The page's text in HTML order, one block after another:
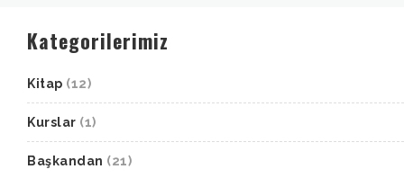
Kategorilerimiz
Kitap (12)
Kurslar (1)
Başkandan (21)